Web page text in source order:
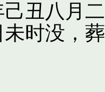
丑八月
时没，